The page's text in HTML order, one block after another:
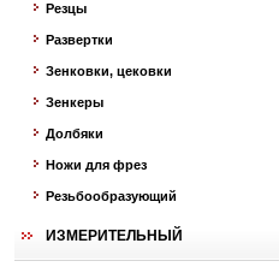
Резцы
Развертки
Зенковки, цековки
Зенкеры
Долбяки
Ножи для фрез
Резьбообразующий
ИЗМЕРИТЕЛЬНЫЙ